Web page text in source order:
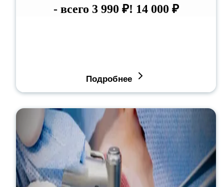
- всего 3 990 ₽! 14 000 ₽
Подробнее